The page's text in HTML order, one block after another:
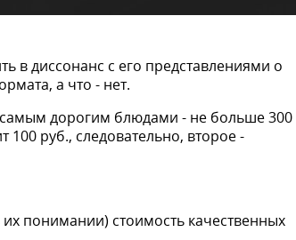
в диссонанс с его представлениями о
а что - нет.
дорогим блюдами - не больше 300
100 руб., следовательно, второе -
их понимании) стоимость качественных